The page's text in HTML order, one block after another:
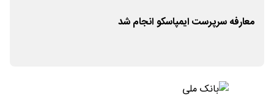
معارفه سرپرست ایمپاسکو انجام شد